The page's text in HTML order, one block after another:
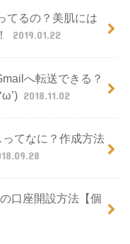
てるの？美肌には
2019.01.22
へ転送できる？
2018.11.02
てなに？作成方法
口座開設方法【個